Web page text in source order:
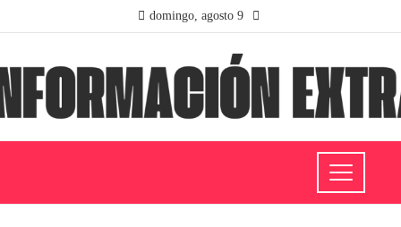
domingo, agosto 9